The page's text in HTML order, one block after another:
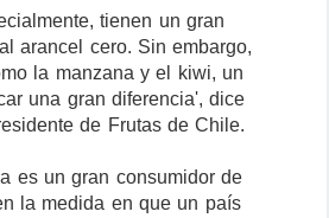
tienen un gran
arancel cero. Sin embargo,
la manzana y el kiwi, un
una gran diferencia', dice
de Frutas de Chile.
es un gran consumidor de
la medida en que un país